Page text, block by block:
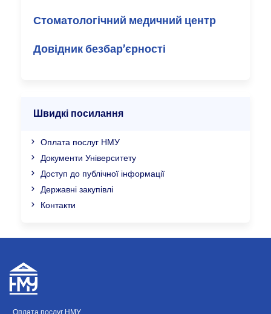
Стоматологічний медичний центр
Довідник безбар’єрності
Швидкі посилання
Оплата послуг НМУ
Документи Університету
Доступ до публічної інформації
Державні закупівлі
Контакти
Оплата послуг НМУ